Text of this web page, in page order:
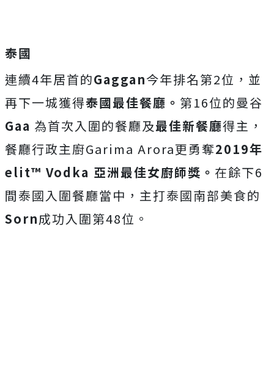
泰國
連續4年居首的Gaggan今年排名第2位，並
再下一城獲得泰國最佳餐廳。 第16位的曼谷
Gaa 為首次入圍的餐廳及最佳新餐廳得主，
餐廳行政主廚Garima Arora更勇奪2019年
elit™ Vodka 亞洲最佳女廚師獎。 在餘下6
間泰國入圍餐廳當中，主打泰國南部美食的
Sorn成功入圍第48位。